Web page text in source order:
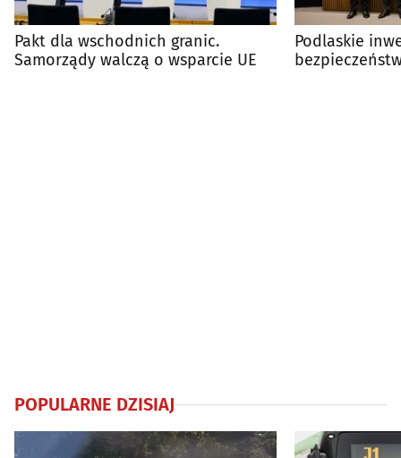
Pakt dla wschodnich granic.
Samorządy walczą o wsparcie UE
Podlaskie
POPULARNE DZISIAJ